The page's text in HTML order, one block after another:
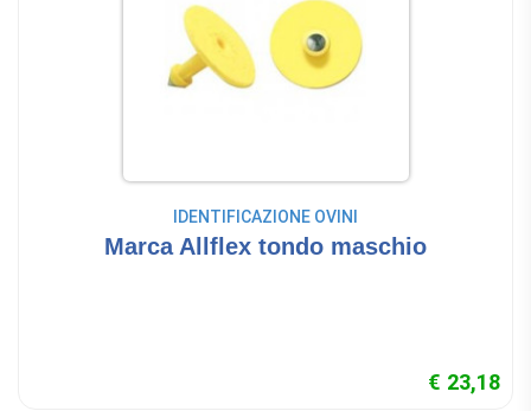
IDENTIFICAZIONE OVINI
Marca Allflex tondo maschio
€ 23,18